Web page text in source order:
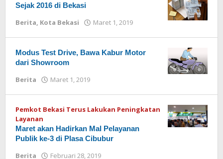
Sejak 2016 di Bekasi
Berita, Kota Bekasi Maret 1, 2019
Modus Test Drive, Bawa Kabur Motor
dari Showroom
Berita Maret 1, 2019
Pemkot Bekasi Terus Lakukan Peningkatan
Layanan
Maret akan Hadirkan Mal Pelayanan
Publik ke-3 di Plasa Cibubur
Berita Februari 28, 2019